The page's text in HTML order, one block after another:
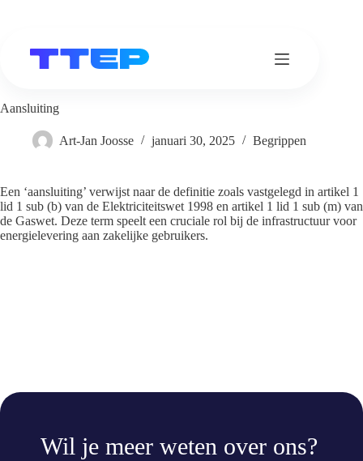
inhoud
Aansluiting
Art-Jan Joosse januari 30, 2025 Begrippen
Een ‘aansluiting’ verwijst naar de definitie zoals vastgelegd in artikel 1
lid 1 sub (b) van de Elektriciteitswet 1998 en artikel 1 lid 1 sub (m) van
de Gaswet. Deze term speelt een cruciale rol bij de infrastructuur voor
energielevering aan zakelijke gebruikers.
Wil je meer weten over ons?